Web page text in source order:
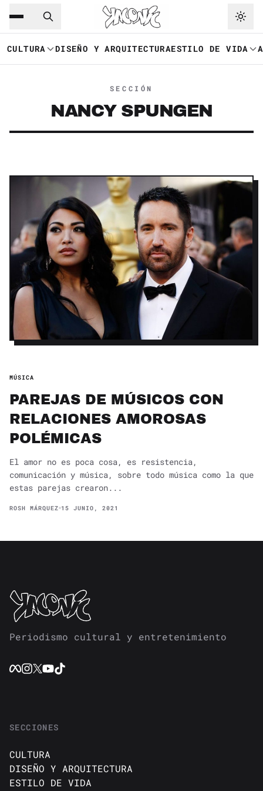
Saltar al contenido principal
CULTURA DISEÑO Y ARQUITECTURAESTILO DE VIDA
SECCIÓN
NANCY SPUNGEN
MÚSICA
PAREJAS DE MÚSICOS CON
RELACIONES AMOROSAS
POLÉMICAS
El amor no es poca cosa, es resistencia,
comunicación y música, sobre todo música como la que
estas parejas crearon...
ROSH MÁRQUEZ 15 JUNIO, 2021
Periodismo cultural y entretenimiento
SECCIONES
CULTURA
DISEÑO Y ARQUITECTURA
ESTILO DE VIDA